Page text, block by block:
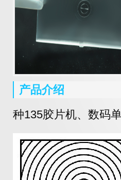
产品介绍
种135胶片机、数码